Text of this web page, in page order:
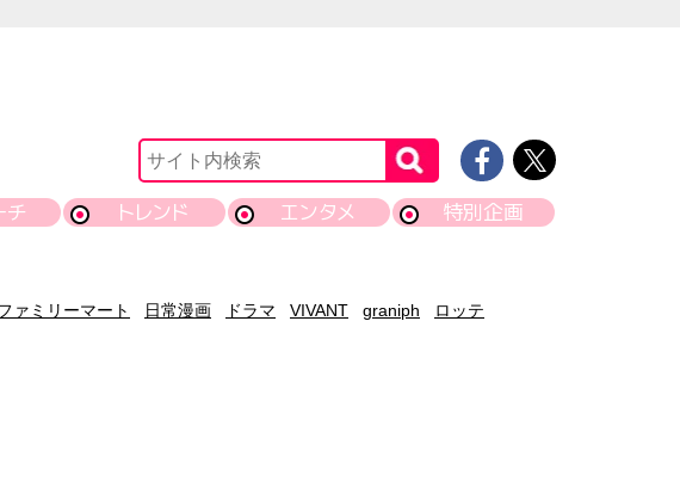
チ トレンド エンタメ 特別企画
ァミリーマート 日常漫画 ドラマ VIVANT graniph
ロッテ